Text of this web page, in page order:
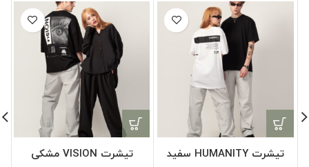
تیشرت HUMANITY سفید
تیشرت VISION مشکی